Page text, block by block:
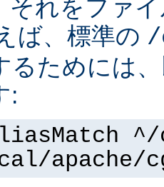
それをファ
ば、標準の /
るためには
:
apache/